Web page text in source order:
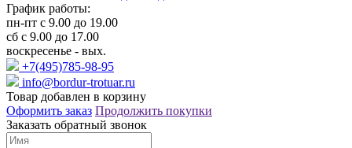
График работы:
пн-пт с 9.00 до 19.00
сб с 9.00 до 17.00
воскресенье - вых.
+7(495)785-98-95
info@bordur-trotuar.ru
Товар добавлен в корзину
Оформить заказ Продолжить покупки
Заказать обратный звонок